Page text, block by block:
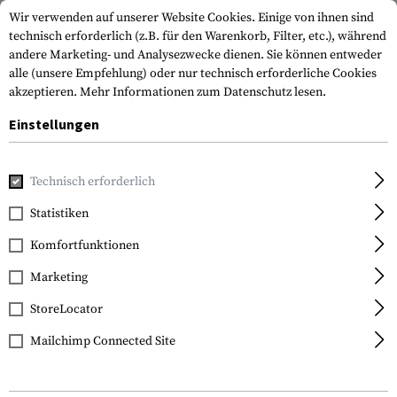
Home Waffenzubehör
FILTER
NEU
Wir verwenden auf unserer Website Cookies. Einige von ihnen sind
technisch erforderlich (z.B. für den Warenkorb, Filter, etc.), während
andere Marketing- und Analysezwecke dienen. Sie können entweder
alle (unsere Empfehlung) oder nur technisch erforderliche Cookies
akzeptieren. Mehr Informationen zum Datenschutz lesen.
Einstellungen
Technisch erforderlich
Statistiken
Komfortfunktionen
Marketing
StoreLocator
Mailchimp Connected Site